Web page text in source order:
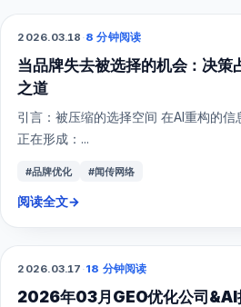
GEO
2026.03.18 ·8 分钟阅读
当品牌失去被选择的机会：决策
之道
引言：被压缩的选择空间 在AI重构的
正在形成：...
#品牌优化 #闻传网络
阅读全文→
GEO
2026.03.17 ·18 分钟阅读
2026年03月GEO优化公司&AI